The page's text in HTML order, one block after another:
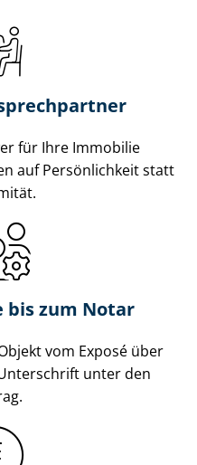
für Ihre Immobilie
auf Persönlichkeit statt
bis zum Notar
vom Exposé über
unter den